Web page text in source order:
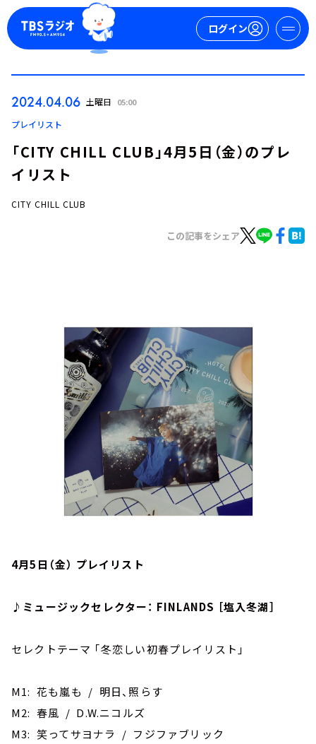
ログイン
お知らせ
イベント・グッズ
YouTube
会社情報
2024.04.06 土曜日 05:00
プレイリスト
「CITY CHILL CLUB」4月5日（金）のプレ
イリスト
CITY CHILL CLUB
この記事をシェア
4月5日（金） プレイリスト
♪ミュージックセレクター： FINLANDS ［塩入冬湖］
セレクトテーマ ｢冬恋しい初春プレイリスト｣
M1: ‎花も嵐も / 明日、照らす
M2: 春風 / D.W.ニコルズ
M3: 笑ってサヨナラ / フジファブリック